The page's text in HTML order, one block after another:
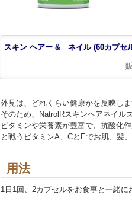
スキン ヘアー & ネイル (60カプセ
外見は、どれくらい健康かを反映し
そのため、NatrolRスキンヘアネイル
ビタミンや栄養素が豊富で、抗酸化
と戦うビタミンA、CとEでお肌、髪
用法
1日1回、2カプセルをお食事と一緒